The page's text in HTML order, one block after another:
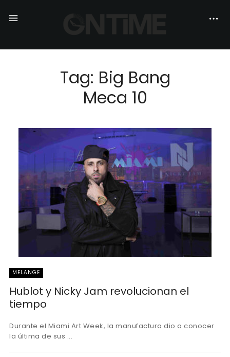
Tag: Big Bang
Meca 10
MELANGE
Hublot y Nicky Jam revolucionan el
tiempo
Durante el Miami Art Week, la manufactura dio a conocer
la última de sus ...